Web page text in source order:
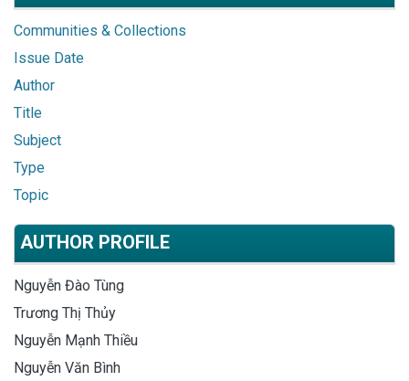
Communities & Collections
Issue Date
Author
Title
Subject
Type
Topic
AUTHOR PROFILE
Nguyễn Đào Tùng
Trương Thị Thủy
Nguyễn Mạnh Thiều
Nguyễn Văn Bình